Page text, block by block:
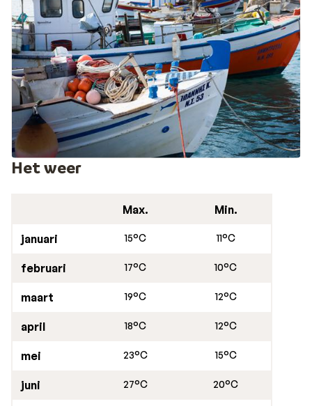
gewonnen. Neem dan ook zeker een flesje mee naar
huis om te verwerken in een heerlijke Griekse maaltijd.
Het weer
Max. Min.
januari 15°C 11°C
februari 17°C 10°C
maart 19°C 12°C
april 18°C 12°C
mei 23°C 15°C
juni 27°C 20°C